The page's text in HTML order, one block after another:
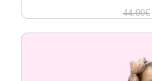
44.00€